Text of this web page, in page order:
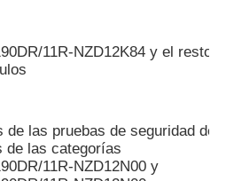
11R-NZD12K84 y el resto
de las pruebas de seguridad de
de las categorías
11R-NZD12N00 y